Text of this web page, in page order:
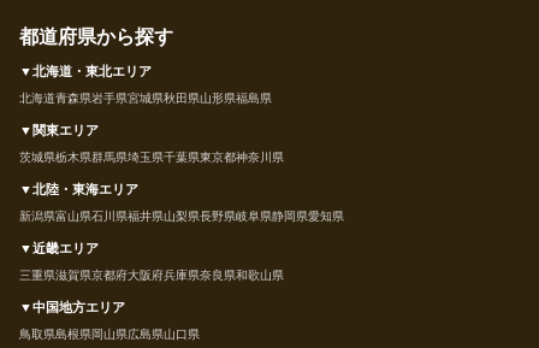
都道府県から探す
▼北海道・東北エリア
北海道青森県岩手県宮城県秋田県山形県福島県
▼関東エリア
茨城県栃木県群馬県埼玉県千葉県東京都神奈川県
▼北陸・東海エリア
新潟県富山県石川県福井県山梨県長野県岐阜県静岡県愛知県
▼近畿エリア
三重県滋賀県京都府大阪府兵庫県奈良県和歌山県
▼中国地方エリア
鳥取県島根県岡山県広島県山口県